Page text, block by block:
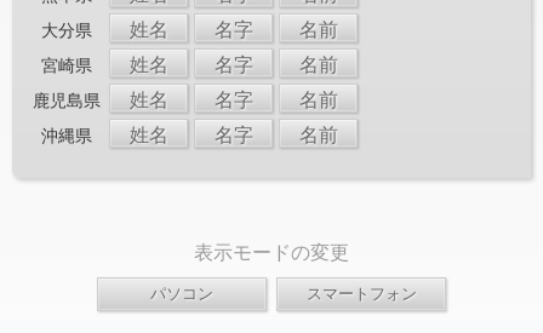
大分県 姓名 名字 名前
宮崎県 姓名 名字 名前
鹿児島県 姓名 名字 名前
沖縄県 姓名 名字 名前
表示モードの変更